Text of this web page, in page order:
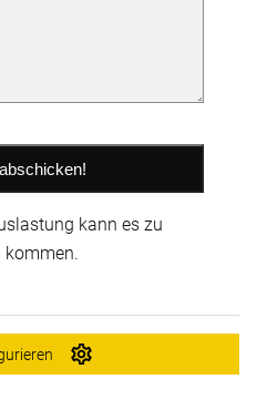
kann es zu
kommen.